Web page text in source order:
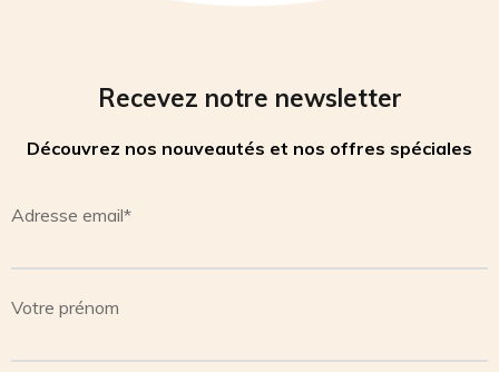
Recevez notre newsletter
Découvrez nos nouveautés et nos offres spéciales
Adresse email*
Votre prénom